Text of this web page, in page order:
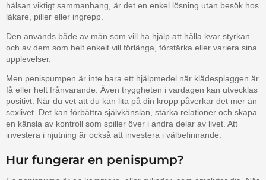
hälsan viktigt sammanhang, är det en enkel lösning utan besök hos
läkare, piller eller ingrepp.
Den används både av män som vill ha hjälp att hålla kvar styrkan
och av dem som helt enkelt vill förlänga, förstärka eller variera sina
upplevelser.
Men penispumpen är inte bara ett hjälpmedel när klädesplaggen är
få eller helt frånvarande. Även tryggheten i vardagen kan utvecklas
positivt. När du vet att du kan lita på din kropp påverkar det mer än
sexlivet. Det kan förbättra självkänslan, stärka relationer och skapa
en känsla av kontroll som spiller över i andra delar av livet. Att
investera i njutning är också att investera i välbefinnande.
Hur fungerar en penispump?